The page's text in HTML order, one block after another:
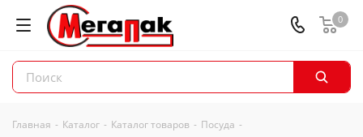
0
Главная - Каталог - Каталог товаров - Посуда -